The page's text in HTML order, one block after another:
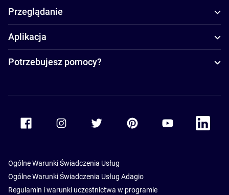
Przeglądanie
Aplikacja
Potrzebujesz pomocy?
Accor Youtube
Accor
Ogólne Warunki Świadczenia Usług
Ogólne Warunki Świadczenia Usług Adagio
Regulamin i warunki uczestnictwa w programie